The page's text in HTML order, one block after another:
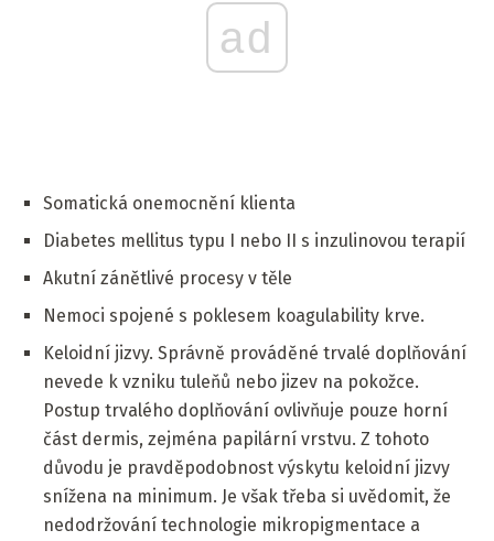
ad
Somatická onemocnění klienta
Diabetes mellitus typu I nebo II s inzulinovou terapií
Akutní zánětlivé procesy v těle
Nemoci spojené s poklesem koagulability krve.
Keloidní jizvy. Správně prováděné trvalé doplňování
nevede k vzniku tuleňů nebo jizev na pokožce.
Postup trvalého doplňování ovlivňuje pouze horní
část dermis, zejména papilární vrstvu. Z tohoto
důvodu je pravděpodobnost výskytu keloidní jizvy
snížena na minimum. Je však třeba si uvědomit, že
nedodržování technologie mikropigmentace a